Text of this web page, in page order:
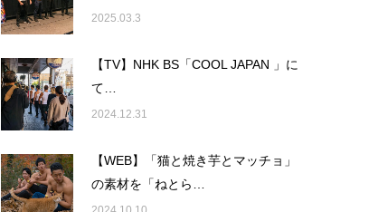
2025.03.3
【TV】NHK BS「COOL JAPAN 」に
て…
2024.12.31
【WEB】「猫と焼き芋とマッチョ」
の素材を「ねとら…